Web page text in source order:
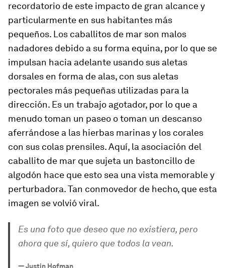
recordatorio de este impacto de gran alcance y
particularmente en sus habitantes más
pequeños. Los caballitos de mar son malos
nadadores debido a su forma equina, por lo que se
impulsan hacia adelante usando sus aletas
dorsales en forma de alas, con sus aletas
pectorales más pequeñas utilizadas para la
dirección. Es un trabajo agotador, por lo que a
menudo toman un paseo o toman un descanso
aferrándose a las hierbas marinas y los corales
con sus colas prensiles. Aquí, la asociación del
caballito de mar que sujeta un bastoncillo de
algodón hace que esto sea una vista memorable y
perturbadora. Tan conmovedor de hecho, que esta
imagen se volvió viral.
Es una foto que deseo que no existiera, pero
ahora que sí, quiero que todos la vean.
—Justin Hofman